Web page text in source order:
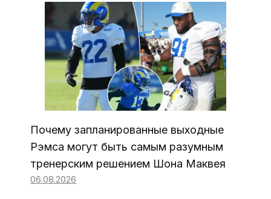
Почему запланированные выходные
Рэмса могут быть самым разумным
тренерским решением Шона Маквея
06.08.2026